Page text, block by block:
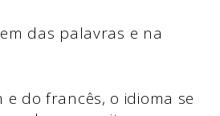
das palavras e na
do francês, o idioma se